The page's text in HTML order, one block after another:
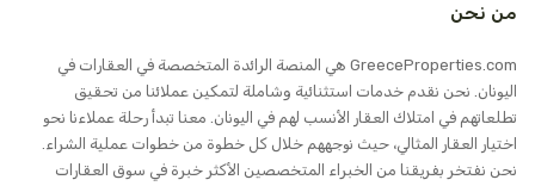
من نحن
GreeceProperties.com هي المنصة الرائدة المتخصصة في العقارات في
اليونان. نحن نقدم خدمات استثنائية وشاملة لتمكين عملائنا من تحقيق
تطلعاتهم في امتلاك العقار الأنسب لهم في اليونان. معنا تبدأ رحلة عملاءنا نحو
اختيار العقار المثالي، حيث نوجههم خلال كل خطوة من خطوات عملية الشراء.
نحن نفتخر بفريقنا من الخبراء المتخصصين الأكثر خبرة في سوق العقارات